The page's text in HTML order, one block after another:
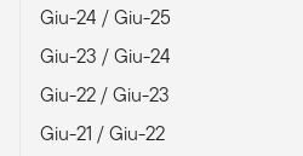
Giu-24 / Giu-25
Giu-23 / Giu-24
Giu-22 / Giu-23
Giu-21 / Giu-22